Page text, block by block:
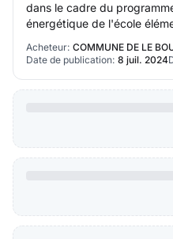
dans le cadre du
énergétique de l'école
Acheteur: COMMUNE DE LE
Date de publication: 8 juil. 2024